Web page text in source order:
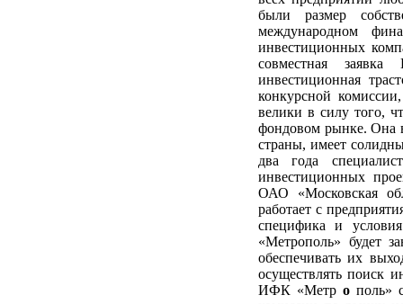
были размер
международном
инвестиционных
совместная
инвестиционная
конкурсной
велики в силу того,
фондовом рынке. Она
страны, имеет
два года
инвестиционных
ОАО «Московская
работает с
специфика и
«Метрополь» будет
обеспечивать их
осуществлять поиск
ИФК «Метр о поль»